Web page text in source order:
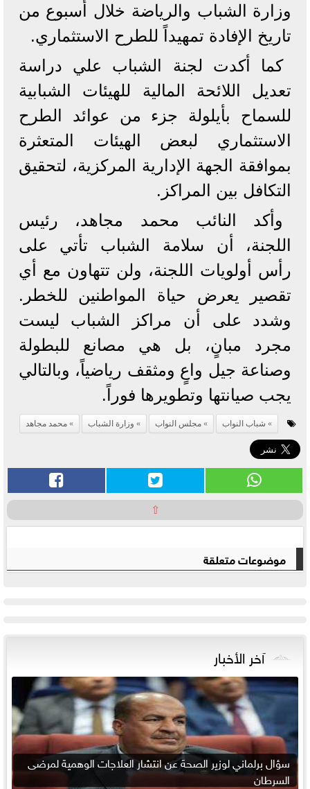
وزارة الشباب والرياضة خلال أسبوع من
تاريخ الإفادة تمهيداً للطرح الاستثماري.
كما أكدت لجنة الشباب علي دراسة
تعديل اللائحة المالية للهيئات الشبابية
للسماح بأيلولة جزء من عوائد الطرح
الاستثماري لبعض الهيئات المتعثرة
بموافقة الجهة الإدارية المركزية، لتحقيق
التكافل بين المراكز.
وأكد النائب محمد مجاهد، رئيس
اللجنة، أن سلامة الشباب تأتي على
رأس أولويات اللجنة، ولن تتهاون مع أي
تقصير يعرض حياة المواطنين للخطر.
وشدد على أن مراكز الشباب ليست
مجرد مبانٍ، بل هي مصانع للبطولة
وصناعة جيل واعٍ ومثقف رياضياً، وبالتالي
يجب صيانتها وتطويرها فوراً.
شباب النواب مجلس النواب وزارة الشباب محمد مجاهد
⇧
موضوعات متعلقة
آخر الأخبار
سؤال برلماني لوزير الصحة عن انتشار العلاجات الوهمية لمرضى
السرطان